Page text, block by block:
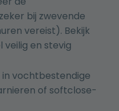
bij zwevende
vereist). Bekijk
veilig en stevig
in vochtbestendige
of softclose-